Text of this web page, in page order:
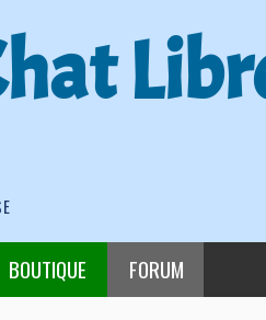
BOUTIQUE FORUM